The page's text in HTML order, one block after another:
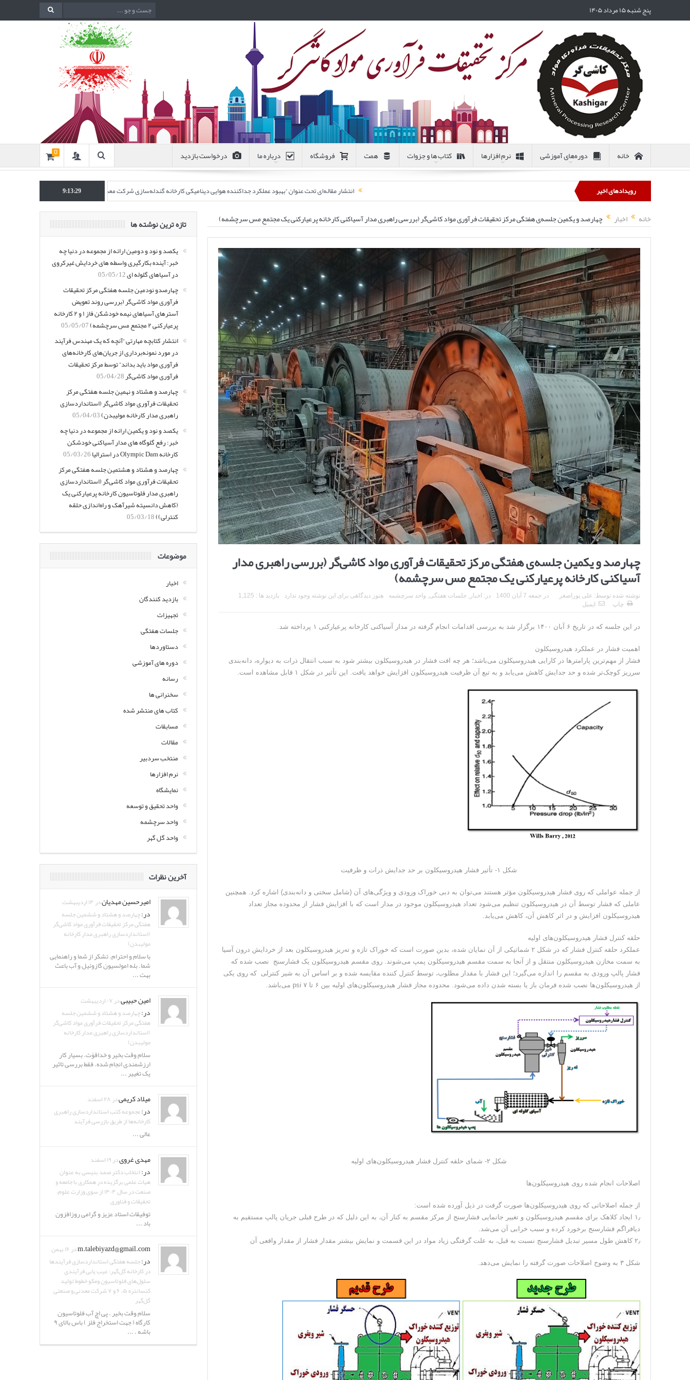
پنج شنبه ۱۵ مرداد ۱۴۰۵
خانه دوره‌های آموزشی نرم افزارها کتاب ها و جزوات همت فروشگاه درباره ما درخواست بازدید 0
رویدادهای اخیر انتشار مقاله‌ای تحت عنوان “بهبود عملکرد جداکننده هوایی دینامیکی کارخانه گندله‌سازی شرکت معدنی و صنعتی گل‌گهر” در نشریه
9:13:30
خانه اخبار چهارصد و یکمین جلسه‌ی هفتگی مرکز تحقیقات فرآوری مواد کاشی‌گر (بررسی راهبری مدار آسیاکنی کارخانه پرعیارکنی یک مجتمع مس سرچشمه)
چهارصد و یکمین جلسه‌ی هفتگی مرکز تحقیقات فرآوری مواد کاشی‌گر (بررسی راهبری مدار
آسیاکنی کارخانه پرعیارکنی یک مجتمع مس سرچشمه)
نوشته شده توسط: علی پوراصغر درجمعه 7 آبان 1400 در: اخبار ,جلسات هفتگی, واحد سرچشمه هنوز دیدگاهی برای این نوشته وجود ندارد
بازدید ها : 1,125
چاپ
ایمیل
در این جلسه که در تاریخ ۶ آبان ۱۴۰۰ برگزار شد به بررسی اقدامات انجام گرفته در مدار آسیاکنی کارخانه پرعیارکنی ۱ پرداخته شد.
اهمیت فشار در عملکرد هیدروسیکلون
فشار از مهم‌ترین پارامترها در کارایی هیدروسیکلون می‌باشد؛ هر چه افت فشار در هیدروسیکلون بیشتر شود به سبب انتقال ذرات به دیواره، دانه‌بندی
سرریز کوچک‌تر شده و حد جدایش کاهش ‌می‌یابد و به تبع آن ظرفیت هیدروسیکلون افزایش خواهد یافت. این تأثیر در شکل ۱ قابل مشاهده است.
شکل ۱- تأثیر فشار هیدروسیکلون بر حد جدایش ذرات و ظرفیت
از جمله عواملی که روی فشار هیدروسیکلون مؤثر هستند می‌توان به دبی خوراک ورودی و ویژگی‌های آن (شامل سختی و دانه‌بندی) اشاره کرد. همچنین
عاملی که فشار توسط آن در هیدروسیکلون تنظیم می‌شود تعداد هیدروسیکلون موجود در مدار است که با افزایش فشار از محدوده مجاز تعداد
هیدروسیکلون افزایش و در اثر کاهش آن، کاهش می‌یابد.
حلقه کنترل فشار هیدروسیکلون‌های اولیه
عملکرد حلقه کنترل فشار که در شکل ۲ شماتیکی از آن نمایان شده، بدین صورت است که خوراک تازه و ته‌ریز هیدروسیکلون بعد از خردایش درون آسیا
به سمت مخازن هیدروسیکلون منتقل و از آنجا به سمت مقسم هیدروسیکلون پمپ می‌شوند. روی مقسم هیدروسیکلون یک فشارسنج نصب شده که
فشار پالپ ورودی به مقسم را اندازه می‌گیرد؛ این فشار با مقدار مطلوب، توسط کنترل کننده مقایسه شده و بر اساس آن به شیر کنترلی که روی یکی
از هیدروسیکلون‌ها نصب شده فرمان باز یا بسته‌ شدن داده می‌شود. محدوده مجاز فشار هیدروسیکلون‌های اولیه بین ۶ تا ۷ psi می‌باشد.
شکل ۲- شمای حلقه کنترل فشار هیدروسیکلون‌های اولیه
اصلاحات انجام شده روی هیدروسیکلون‌ها
از جمله اصلاحاتی که روی هیدروسیکلون‌ها صورت گرفت در ذیل آورده شده است:
۱٫ ایجاد کلاهک برای مقسم هیدروسیکلون و تغییر جانمایی فشارسنج از مرکز مقسم به کنار آن، به این دلیل که در طرح قبلی جریان پالپ مستقیم به
دیافراگم فشارسنج برخورد کرده و سبب خرابی آن می‌شد.
۲٫ کاهش طول مسیر تبدیل فشارسنج نسبت به قبل، به علت گرفتگی زیاد مواد در این قسمت و نمایش بیشتر مقدار فشار از مقدار واقعی آن
شکل ۳ به وضوح اصلاحات صورت گرفته را نمایش می‌دهد.
تازه ترین نوشته ها
یکصد و نود و دومین ارائه از مجموعه در دنیا چه
خبر: آینده بکارگیری واسطه های خردایش غیرکروی
در آسیاهای گلوله ای05/05/12
چهارصدو نودمین جلسه هفتگی مرکز تحقیقات
فرآوری مواد کاشی‌گر (بررسی روند تعویض
آسترهای آسیاهای نیمه خودشکن فاز ۱ و ۲ کارخانه
پرعیارکنی ۲ مجتمع مس سرچشمه)
05/05/07
انتشار کتابچه مهارتی “آنچه که یک مهندس فرآیند
در مورد نمونه‌برداری از جریان‌های کارخانه‌های
فرآوری مواد باید بداند” توسط مرکز تحقیقات
فرآوری مواد کاشی‌گر05/04/28
چهارصد و هشتاد و نهمین جلسه هفتگی مرکز
تحقیقات فرآوری مواد کاشی‌گر (استانداردسازی
راهبری مدار کارخانه مولیبدن)05/04/03
یکصد و نود و یکمین ارائه از مجموعه در دنیا چه
خبر: رفع گلوگاه های مدار آسیاکنی خودشکن
کارخانه Olympic Dam در استرالیا
05/03/26
چهارصد و هشتاد و هشتمین جلسه هفتگی مرکز
تحقیقات فرآوری مواد کاشی‌گر (استانداردسازی
راهبری مدار فلوتاسیون کارخانه پرعیارکنی یک
(کاهش دانسیته شیرآهک و راه‌اندازی حلقه
کنترلی))05/03/18
موضوعات
اخبار
بازدید کنندگان
تجهیزات
جلسات هفتگی
دستاوردها
دوره های آموزشی
رسانه
سخنرانی ها
کتاب های منتشر شده
مسابقات
مقالات
منتخب سردبیر
نرم افزارها
نمایشگاه
واحد تحقیق و توسعه
واحد سرچشمه
واحد گل گهر
آخرین نظرات
امیرحسین مهدیاندر ۱۴ اردیبهشت
در:چهارصد و هشتاد و ششمین جلسه
هفتگی مرکز تحقیقات فرآوری مواد کاشی‌گر
(استانداردسازی راهبری مدار کارخانه
مولیبدن)
با سلام و احترام. تشکر از شما و راهنمایی
شما. بله امولسیون گازوئیل و آب باعث
بهت ...
امین حبیبیدر ۰۷ اردیبهشت
در:چهارصد و هشتاد و ششمین جلسه
هفتگی مرکز تحقیقات فرآوری مواد کاشی‌گر
(استانداردسازی راهبری مدار کارخانه
مولیبدن)
سلام وقت بخیر و خداقوّت. بسیار کار
ارزشمندی انجام شده. فقط بررسی تاثیر
یک تغییر ...
میلاد کریمیدر ۲۸ اسفند
در:مجموعه کتب استانداردسازی راهبری
کارخانه‌ها از طریق بازرسی فرآیند
عالی ...
مهدی غرویدر ۱۹ اسفند
در:انتخاب دکتر صمد بنیسی به عنوان
هیات علمی برگزیده در همکاری با جامعه و
صنعت در سال ۱۴۰۴ از سوی وزارت علوم،
تحقیقات و فناوری
توفیقات استاد عزیز و گرامی روزافزون
باد ...
m.talebiyazd@gmail.comدر ۱۶ بهمن
در:جلسه هفتگی استانداردسازی فرآیندها
در کارخانه گل‌گهر: عیب یابی فرآیندی
سلول‌های فلوتاسیون ومکو خطوط تولید
کنسانتره ۵، ۶ و ۷ شرکت معدنی و صنعتی
گل‌گهر
سلام وقت بخیر . پی اچ آب فلوتاسیون
کارگاه ( جهت استخراج فلز ) باس بالای ۹
باشه . ...